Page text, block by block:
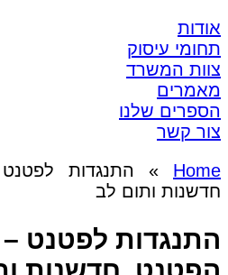
אודות
תחומי עיסוק
צוות המשרד
מאמרים
הספרים שלנו
צור קשר
Home
» התנגדות
חדשנות ותום לב
התנגדות לפטנט